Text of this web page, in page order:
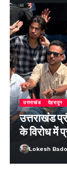
उत्तराखंड देहरादून
उत्तराखंड
के विरोध में
Lokesh